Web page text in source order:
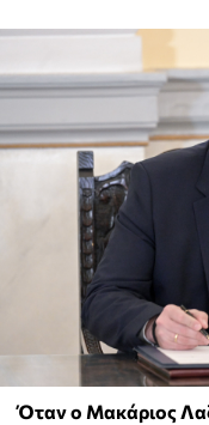
Όταν ο Μακάριος